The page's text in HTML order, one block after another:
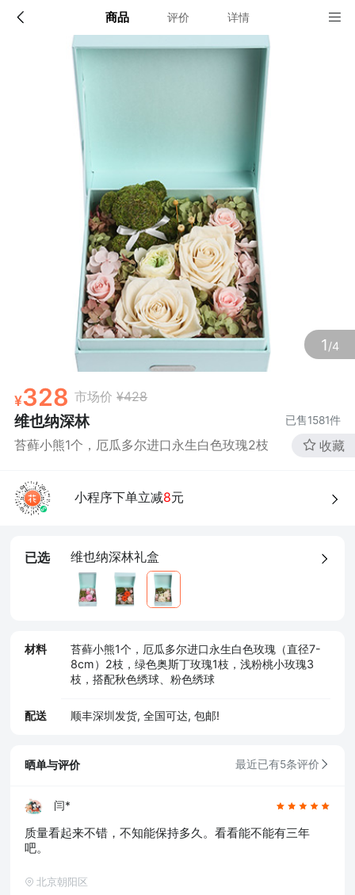
商品 评价 详情
1/4
328 市场价 ¥428
维也纳深林 已售1581件
苔藓小熊1个，厄瓜多尔进口永生白色玫瑰2枝 收藏
小程序下单立减8元
已选 维也纳深林礼盒
材料
苔藓小熊1个，厄瓜多尔进口永生白色玫瑰（直径7-
8cm）2枝，绿色奥斯丁玫瑰1枝，浅粉桃小玫瑰3
枝，搭配秋色绣球、粉色绣球
配送 顺丰深圳发货, 全国可达, 包邮!
配送说明
顺丰深圳发货, 全国可达, 包邮!
店铺信息
确定
晒单与评价 最近已有5条评价
闫*
质量看起来不错，不知能保持多久。看看能不能有三年
吧。
北京朝阳区